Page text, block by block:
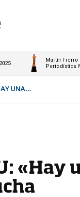
Martín
Periodística
UNA...
«Hay